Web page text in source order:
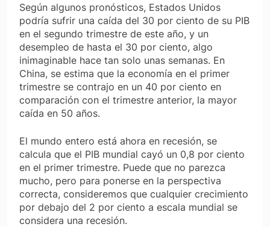
Según algunos pronósticos, Estados Unidos
podría sufrir una caída del 30 por ciento de su PIB
en el segundo trimestre de este año, y un
desempleo de hasta el 30 por ciento, algo
inimaginable hace tan solo unas semanas. En
China, se estima que la economía en el primer
trimestre se contrajo en un 40 por ciento en
comparación con el trimestre anterior, la mayor
caída en 50 años.
El mundo entero está ahora en recesión, se
calcula que el PIB mundial cayó un 0,8 por ciento
en el primer trimestre. Puede que no parezca
mucho, pero para ponerse en la perspectiva
correcta, consideremos que cualquier crecimiento
por debajo del 2 por ciento a escala mundial se
considera una recesión.